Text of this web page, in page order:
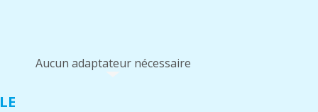
Aucun adaptateur nécessaire